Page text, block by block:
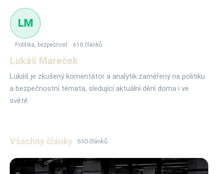
LM
Politika, bezpečnost 610 článků
Lukáš Mareček
Lukáš je zkušený komentátor a analytik zaměřený na politiku
a bezpečnostní témata, sledující aktuální dění doma i ve
světě.
Všechny články 610 článků